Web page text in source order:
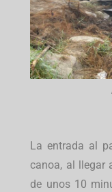
La entrada al
canoa, al llegar
de unos 10